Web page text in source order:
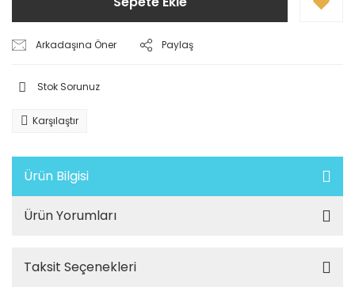
Arkadaşına Öner Paylaş
Stok Sorunuz
Karşılaştır
Ürün Bilgisi
Ürün Yorumları
Taksit Seçenekleri